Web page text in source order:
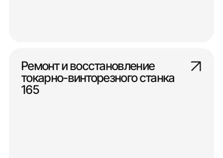
Ремонт и восстановление
токарно-винторезного станка
165